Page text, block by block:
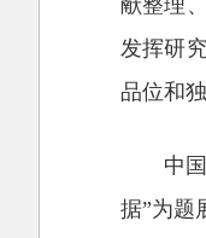
发挥研
品位和
中
据”为题